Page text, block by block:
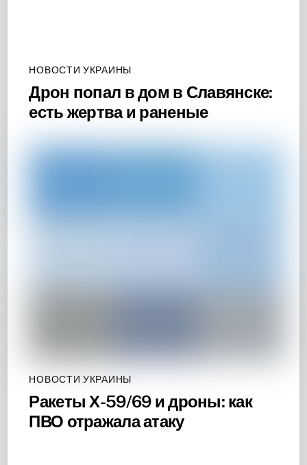
НОВОСТИ УКРАИНЫ
Дрон попал в дом в Славянске:
есть жертва и раненые
НОВОСТИ УКРАИНЫ
Ракеты Х-59/69 и дроны: как
ПВО отражала атаку